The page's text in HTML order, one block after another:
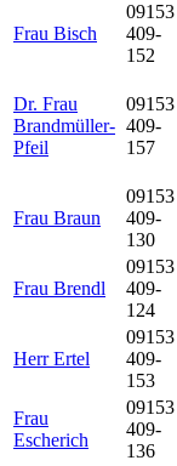
Frau Bisch
09153
409-
152
Dr. Frau
Brandmüller-
Pfeil
09153
409-
157
Frau Braun
09153
409-
130
Frau Brendl
09153
409-
124
Herr Ertel
09153
409-
153
Frau
Escherich
09153
409-
136